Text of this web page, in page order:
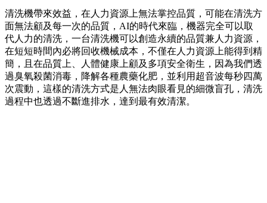
清洗機帶來效益，在人力資源上無法掌控品質，可能在清洗方
面無法顧及每一次的品質，AI的時代來臨，機器完全可以取
代人力的清洗，一台清洗機可以創造永續的品質兼人力資源，
在短短時間內必將回收機械成本，不僅在人力資源上能得到精
簡，且在品質上、人體健康上顧及多項安全衛生，因為我們透
過臭氧殺菌消毒，降解各種農藥化肥，並利用超音波每秒四萬
次震動，這樣的清洗方式是人無法肉眼看見的細微盲孔，清洗
過程中也透過不斷進排水，達到最有效清潔。